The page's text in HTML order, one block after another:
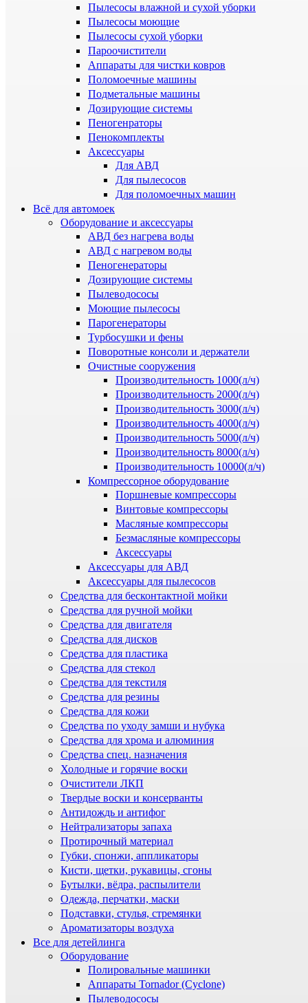
Пылесосы влажной и сухой уборки
Пылесосы моющие
Пылесосы сухой уборки
Пароочистители
Аппараты для чистки ковров
Поломоечные машины
Подметальные машины
Дозирующие системы
Пеногенраторы
Пенокомплекты
Аксессуары
Для АВД
Для пылесосов
Для поломоечных машин
Всё для автомоек
Оборудование и аксессуары
АВД без нагрева воды
АВД с нагревом воды
Пеногенераторы
Дозирующие системы
Пылеводососы
Моющие пылесосы
Парогенераторы
Турбосушки и фены
Поворотные консоли и держатели
Очистные сооружения
Производительность 1000(л/ч)
Производительность 2000(л/ч)
Производительность 3000(л/ч)
Производительность 4000(л/ч)
Производительность 5000(л/ч)
Производительность 8000(л/ч)
Производительность 10000(л/ч)
Компрессорное оборудование
Поршневые компрессоры
Винтовые компрессоры
Масляные компрессоры
Безмасляные компрессоры
Аксессуары
Аксессуары для АВД
Аксессуары для пылесосов
Средства для бесконтактной мойки
Средства для ручной мойки
Средства для двигателя
Средства для дисков
Средства для пластика
Средства для стекол
Средства для текстиля
Средства для резины
Средства для кожи
Средства по уходу замши и нубука
Средства для хрома и алюминия
Средства спец. назначения
Холодные и горячие воски
Очистители ЛКП
Твердые воски и консерванты
Антидождь и антифог
Нейтрализаторы запаха
Протирочный материал
Губки, спонжи, аппликаторы
Кисти, щетки, рукавицы, сгоны
Бутылки, вёдра, распылители
Одежда, перчатки, маски
Подставки, стулья, стремянки
Ароматизаторы воздуха
Все для детейлинга
Оборудование
Полировальные машинки
Аппараты Tornador (Cyclone)
Пылеводососы